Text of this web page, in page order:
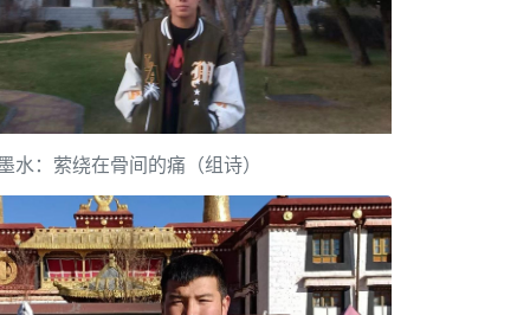
水：萦绕在骨间的痛（组诗）